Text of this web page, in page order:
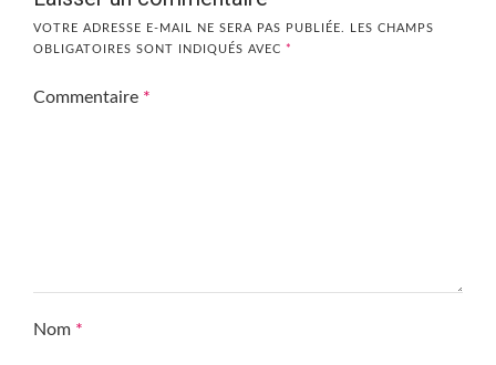
VOTRE ADRESSE E-MAIL NE SERA PAS PUBLIÉE.
LES CHAMPS
OBLIGATOIRES SONT INDIQUÉS AVEC *
Commentaire *
Nom *